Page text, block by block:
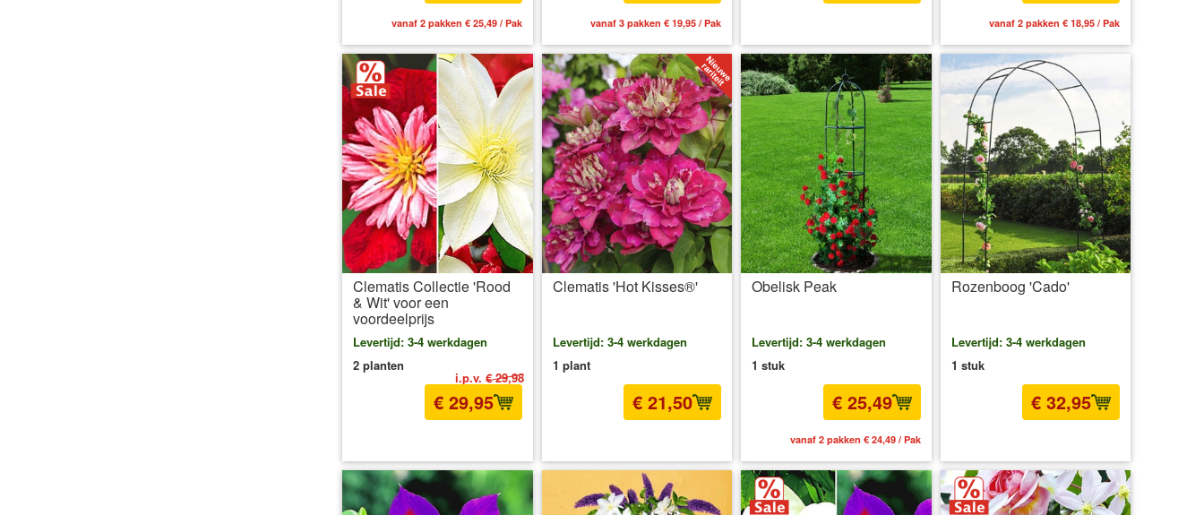
vanaf 2 pakken € 25,49 / Pak vanaf 3 pakken € 19,95 / Pak vanaf 2 pakken € 18,95 / Pak
Clematis Collectie 'Rood
& Wit' voor een
voordeelprijs
i.p.v. € 29,98
Levertijd: 3-4 werkdagen
2 planten
€ 29,95
Clematis 'Hot Kisses®'
Levertijd: 3-4 werkdagen
1 plant
€ 21,50
Obelisk Peak
Levertijd: 3-4 werkdagen
1 stuk
€ 25,49
vanaf 2 pakken € 24,49 / Pak
Rozenboog 'Cado'
Levertijd: 3-4 werkdagen
1 stuk
€ 32,95